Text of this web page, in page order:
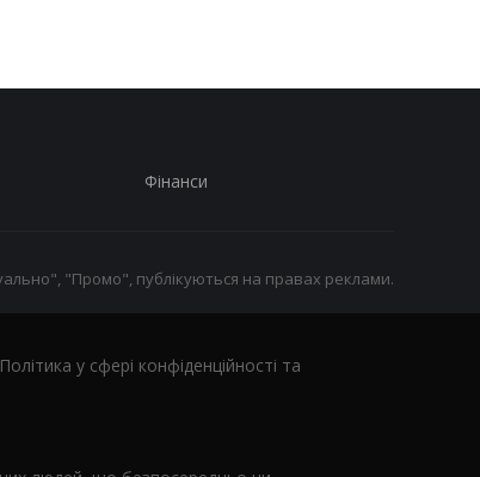
Фінанси
"Промо", публікуються на правах реклами.
Політика у сфері конфіденційності та